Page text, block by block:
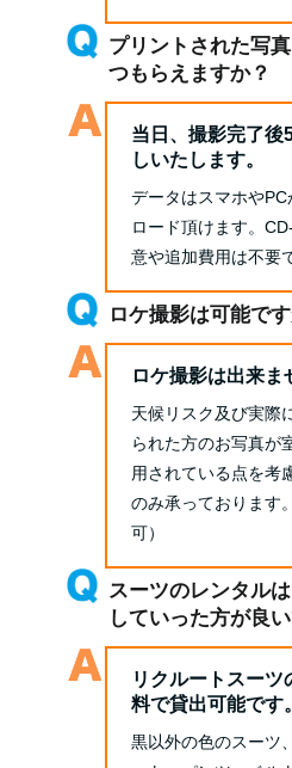
プリントされた写
つもらえますか？
当日、撮影完了後
しいたします。
データはスマホや
ロード頂けます。
意や追加費用は不要
ロケ撮影は可能です
ロケ撮影は出来ま
天候リスク及び実際
られた方のお写真が
用されている点を考
のみ承っております
可）
スーツのレンタル
していった方が良
リクルートスー
料で貸出可能です。
黒以外の色のスーツ